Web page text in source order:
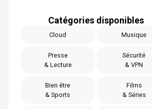
Catégories disponibles
Cloud Musique
Presse
& Lecture
Sécurité
& VPN
Bien être
& Sports
Films
& Séries